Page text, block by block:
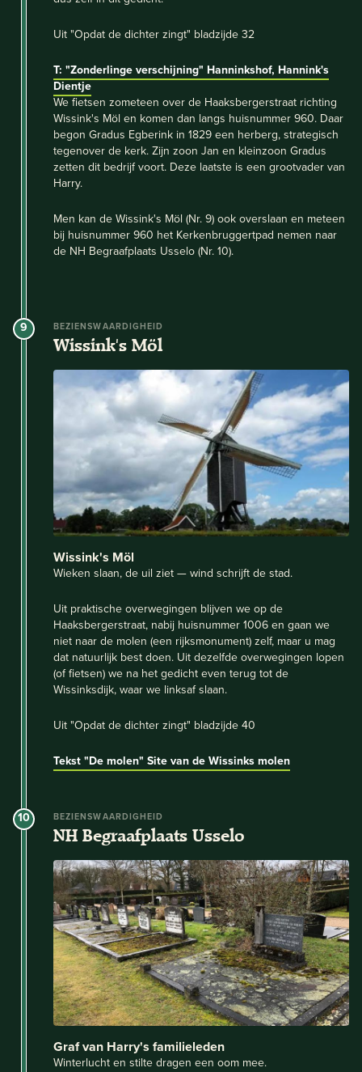
Uit "Opdat de dichter zingt" bladzijde 32
T: "Zonderlinge verschijning" Hanninkshof, Hannink's
Dientje
We fietsen zometeen over de Haaksbergerstraat richting
Wissink's Möl en komen dan langs huisnummer 960. Daar
begon Gradus Egberink in 1829 een herberg, strategisch
tegenover de kerk. Zijn zoon Jan en kleinzoon Gradus
zetten dit bedrijf voort. Deze laatste is een grootvader van
Harry.
Men kan de Wissink's Möl (Nr. 9) ook overslaan en meteen
bij huisnummer 960 het Kerkenbruggertpad nemen naar
de NH Begraafplaats Usselo (Nr. 10).
9 BEZIENSWAARDIGHEID
Wissink's Möl
Wissink's Möl
Wieken slaan, de uil ziet — wind schrijft de stad.
Uit praktische overwegingen blijven we op de
Haaksbergerstraat, nabij huisnummer 1006 en gaan we
niet naar de molen (een rijksmonument) zelf, maar u mag
dat natuurlijk best doen. Uit dezelfde overwegingen lopen
(of fietsen) we na het gedicht even terug tot de
Wissinksdijk, waar we linksaf slaan.
Uit "Opdat de dichter zingt" bladzijde 40
Tekst "De molen" Site van de Wissinks molen
10 BEZIENSWAARDIGHEID
NH Begraafplaats Usselo
Graf van Harry's familieleden
Winterlucht en stilte dragen een oom mee.